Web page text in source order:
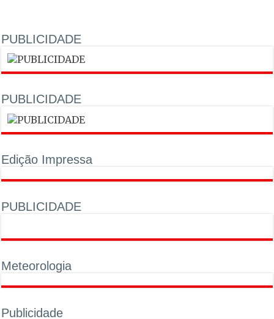
PUBLICIDADE
PUBLICIDADE
Edição Impressa
PUBLICIDADE
Meteorologia
Publicidade